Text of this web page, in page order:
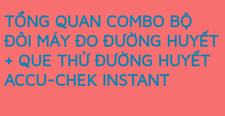
TỔNG QUAN COMBO BỘ
ĐÔI MÁY ĐO ĐƯỜNG HUYẾT
+ QUE THỬ ĐƯỜNG HUYẾT
ACCU-CHEK INSTANT